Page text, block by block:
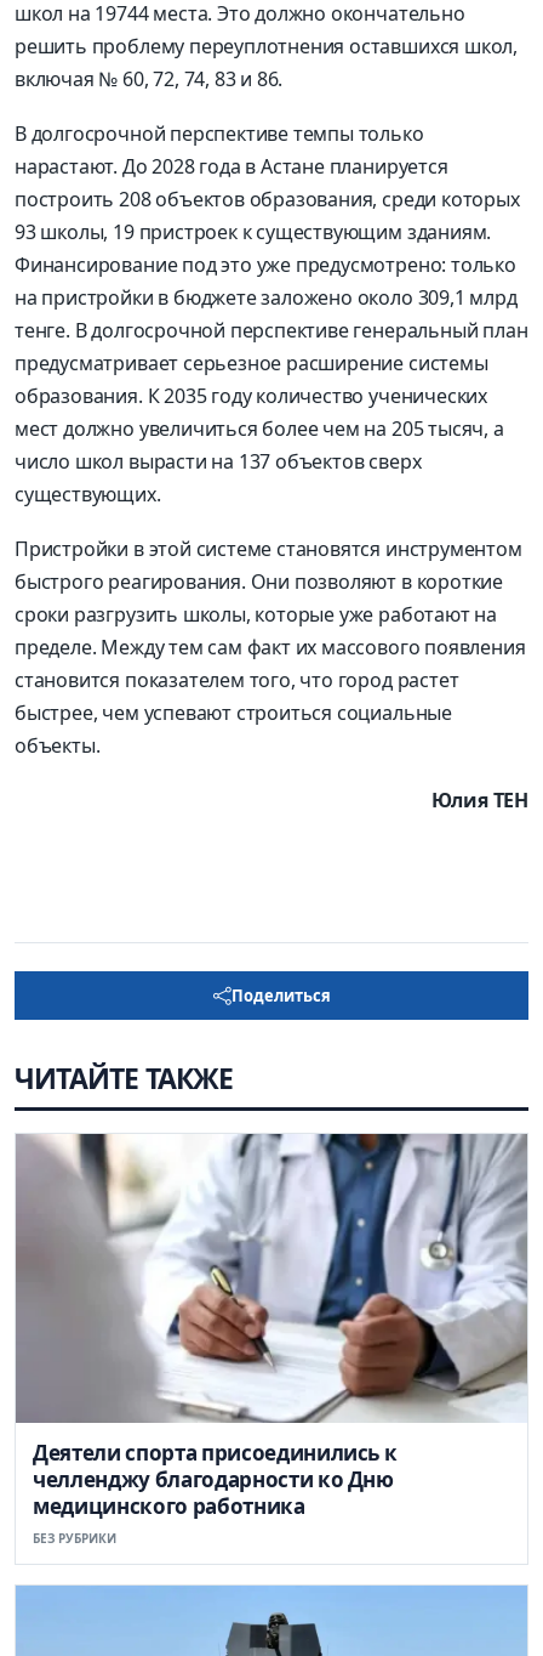
школ на 19744 места. Это должно окончательно
решить проблему переуплотнения оставшихся школ,
включая № 60, 72, 74, 83 и 86.
В долгосрочной перспективе темпы только
нарастают. До 2028 года в Астане планируется
построить 208 объектов образования, среди которых
93 школы, 19 пристроек к существующим зданиям.
Финансирование под это уже предусмотрено: только
на пристройки в бюджете заложено около 309,1 млрд
тенге. В долгосрочной перспективе генеральный план
пре­дусматривает серьезное расширение системы
образования. К 2035 году количество ученичес­ких
мест должно увеличиться более чем на 205 тысяч, а
число школ вырасти на 137 объектов сверх
существующих.
Пристройки в этой системе становятся инструментом
быстрого реагирования. Они позволяют в короткие
сроки разгрузить школы, которые уже работают на
пределе. Между тем сам факт их массового появления
становится показателем того, что город растет
быстрее, чем успевают строиться социальные
объекты.
Юлия ТЕН
Поделиться
ЧИТАЙТЕ ТАКЖЕ
Деятели спорта присоединились к
челленджу благодарности ко Дню
медицинского работника
БЕЗ РУБРИКИ